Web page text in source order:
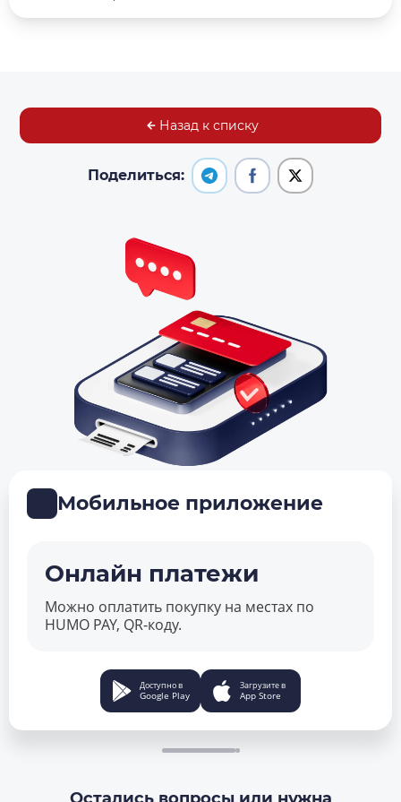
Назад к списку
Поделиться:
Мобильное приложение
Онлайн платежи
Можно оплатить покупку на местах по
HUMO PAY, QR‑коду.
Доступно в
Google Play
Загрузите в
App Store